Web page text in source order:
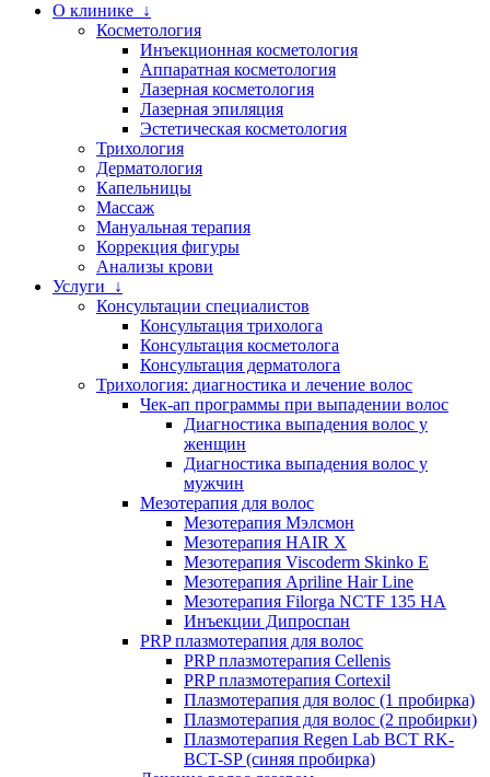
О клинике ↓
Косметология
Инъекционная косметология
Аппаратная косметология
Лазерная косметология
Лазерная эпиляция
Эстетическая косметология
Трихология
Дерматология
Капельницы
Массаж
Мануальная терапия
Коррекция фигуры
Анализы крови
Услуги ↓
Консультации специалистов
Консультация трихолога
Консультация косметолога
Консультация дерматолога
Трихология: диагностика и лечение волос
Чек-ап программы при выпадении волос
Диагностика выпадения волос у
женщин
Диагностика выпадения волос у
мужчин
Мезотерапия для волос
Мезотерапия Мэлсмон
Мезотерапия HAIR X
Мезотерапия Viscoderm Skinko E
Мезотерапия Apriline Hair Line
Мезотерапия Filorga NCTF 135 HA
Инъекции Дипроспан
PRP плазмотерапия для волос
PRP плазмотерапия Cellenis
PRP плазмотерапия Cortexil
Плазмотерапия для волос (1 пробирка)
Плазмотерапия для волос (2 пробирки)
Плазмотерапия Regen Lab BCT RK-
BCT-SP (синяя пробирка)